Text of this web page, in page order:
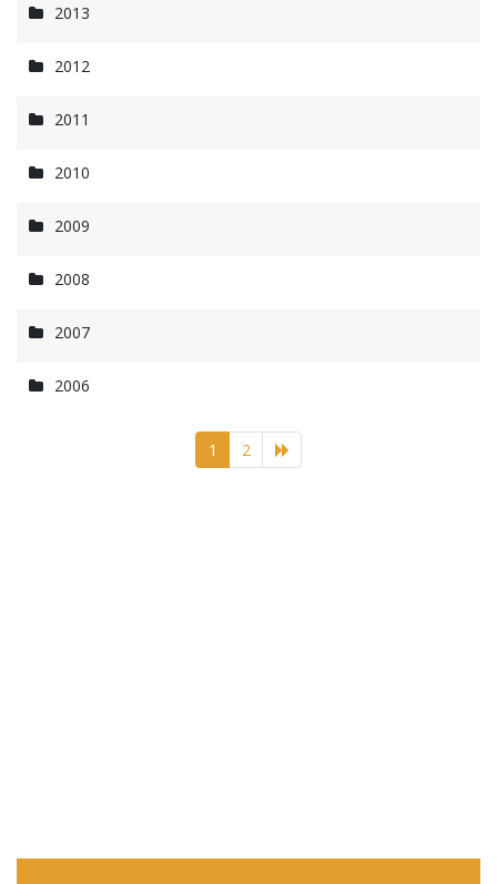
2013
2012
2011
2010
2009
2008
2007
2006
1 2